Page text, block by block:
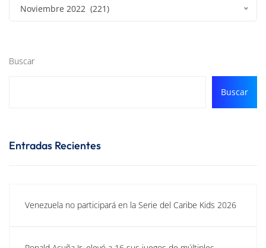
Noviembre 2022 (221)
Buscar
Buscar
Entradas Recientes
Venezuela no participará en la Serie del Caribe Kids 2026